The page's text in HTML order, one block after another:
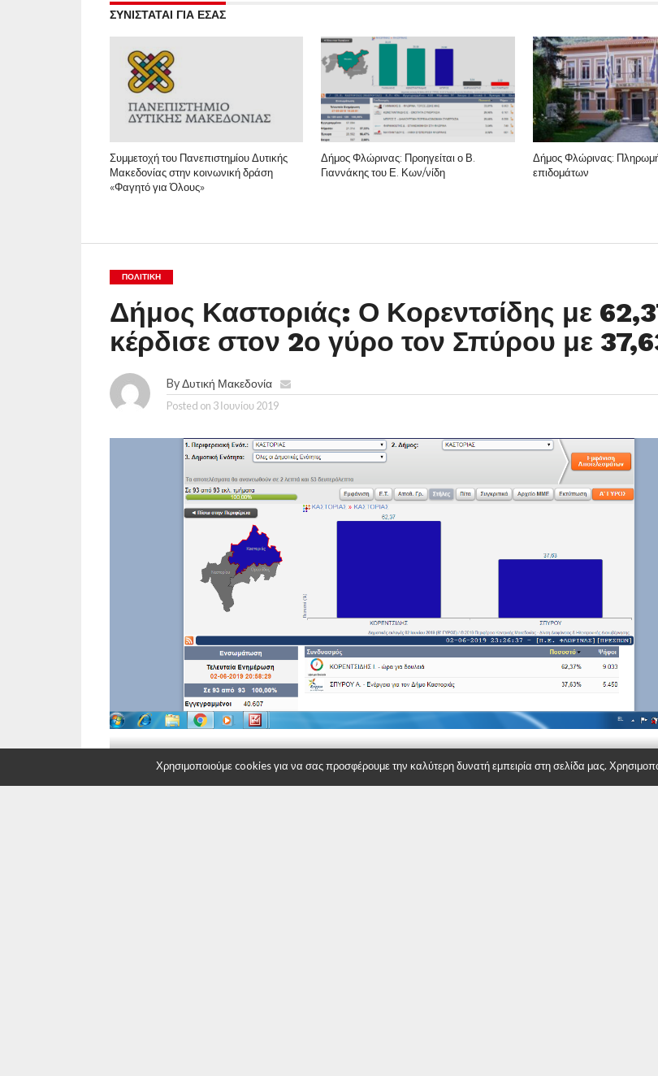
ΣΥΝΙΣΤΑΤΑΙ ΓΙΑ ΕΣΑΣ
Συμμετοχή του Πανεπιστημίου Δυτικής
Μακεδονίας στην κοινωνική δράση
«Φαγητό για Όλους»
Δήμος Φλώρινας: Προηγείται ο Β.
Γιαννάκης του Ε. Κων/νίδη
Δήμος Φλώρινας:
επιδομάτων
ΠΟΛΙΤΙΚΉ
Δήμος Καστοριάς: Ο Κορεντσίδης με
κέρδισε στον 2ο γύρο τον Σπύρου με
ByΔυτική Μακεδονία
Posted on 3 Ιουνίου 2019
Χρησιμοποιούμε cookies για να σας προσφέρουμε την καλύτερη δυνατή εμπειρία στη σελίδα μας.